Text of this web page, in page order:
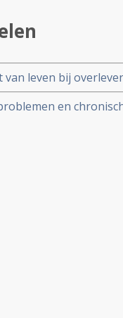
leven bij
III studie
en